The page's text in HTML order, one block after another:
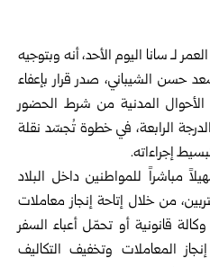
لـ سانا اليوم الأحد، أنه وبتوجيه
حسن الشيباني، صدر قرار بإعفاء
الأحوال المدنية من شرط الحضور
الرابعة، في خطوة تُجسّد نقلة
إجراءاته.
مباشراً للمواطنين داخل البلاد
من خلال إتاحة إنجاز معاملات
قانونية أو تحمّل أعباء السفر
المعاملات وتخفيف التكاليف